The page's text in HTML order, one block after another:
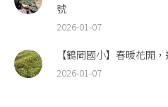
號
2026-01-07
【鶴岡國小】春暖花開
2026-01-07